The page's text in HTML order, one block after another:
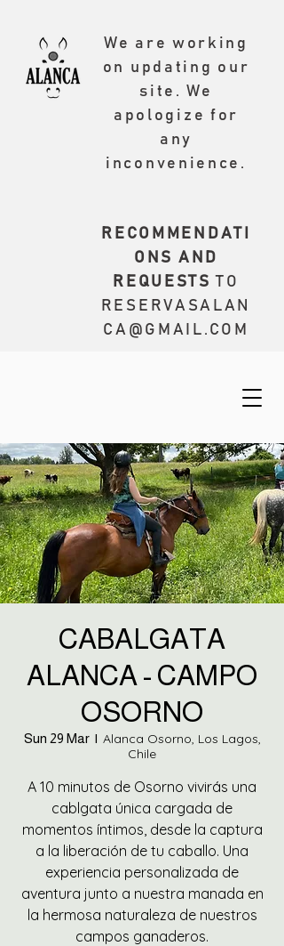
We are working
on updating our
site. We
apologize for
any
inconvenience.
RECOMMENDATI
ONS AND
REQUESTS TO
RESERVASALAN
CA@GMAIL.COM
CABALGATA
ALANCA - CAMPO
OSORNO
Sun 29 Mar
  |
Alanca Osorno, Los Lagos,
Chile
A 10 minutos de Osorno vivirás una
cablgata única cargada de
momentos íntimos, desde la captura
a la liberación de tu caballo. Una
experiencia personalizada de
aventura junto a nuestra manada en
la hermosa naturaleza de nuestros
campos ganaderos.